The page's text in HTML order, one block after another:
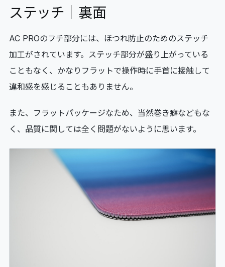
ステッチ｜裏面
AC PROのフチ部分には、ほつれ防止のためのステッチ
加工がされています。ステッチ部分が盛り上がっている
こともなく、かなりフラットで操作時に手首に接触して
違和感を感じることもありません。
また、フラットパッケージなため、当然巻き癖などもな
く、品質に関しては全く問題がないように思います。